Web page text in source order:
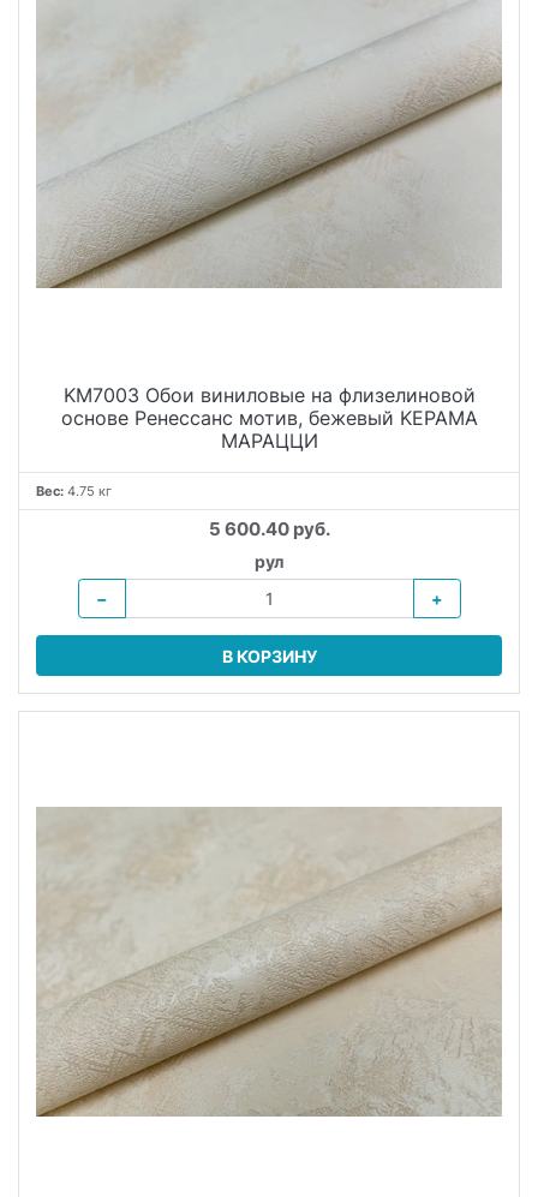
KM7003 Обои виниловые на флизелиновой
основе Ренессанс мотив, бежевый KЕРАМА
МАРАЦЦИ
Вес: 4.75 кг
5 600.40 руб.
рул
−
+
В КОРЗИНУ